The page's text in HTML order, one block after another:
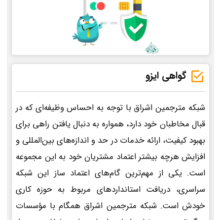
گواهی ایزو
شبکه مترجمین اشراق با توجه به احساس وظیفه‌ای که در
قبال مخاطبان خود دارد، همواره به دنبال یافتن راهی برای
بهبود کیفیت، ارائه خدمات در حد و اندازه‌های بین‌المللی و
افزایش هرچه بیشتر اعتماد مشتریان خود به این مجموعه
است. یکی از مهم‌ترین گام‌های اعتماد ساز این شبکه
سراسری، دریافت استانداردهای مربوط به حوزه کاری
خودش است. شبکه مترجمین اشراق همگام با مؤسسات